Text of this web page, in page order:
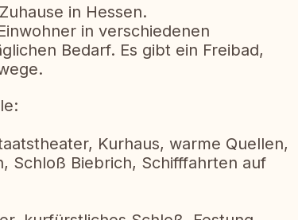
in Hessen.
in verschiedenen
Bedarf. Es gibt ein Freibad,
Kurhaus, warme Quellen,
Schloß Biebrich, Schifffahrten auf